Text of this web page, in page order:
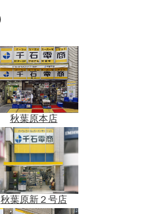
秋葉原本店
秋葉原新２号店